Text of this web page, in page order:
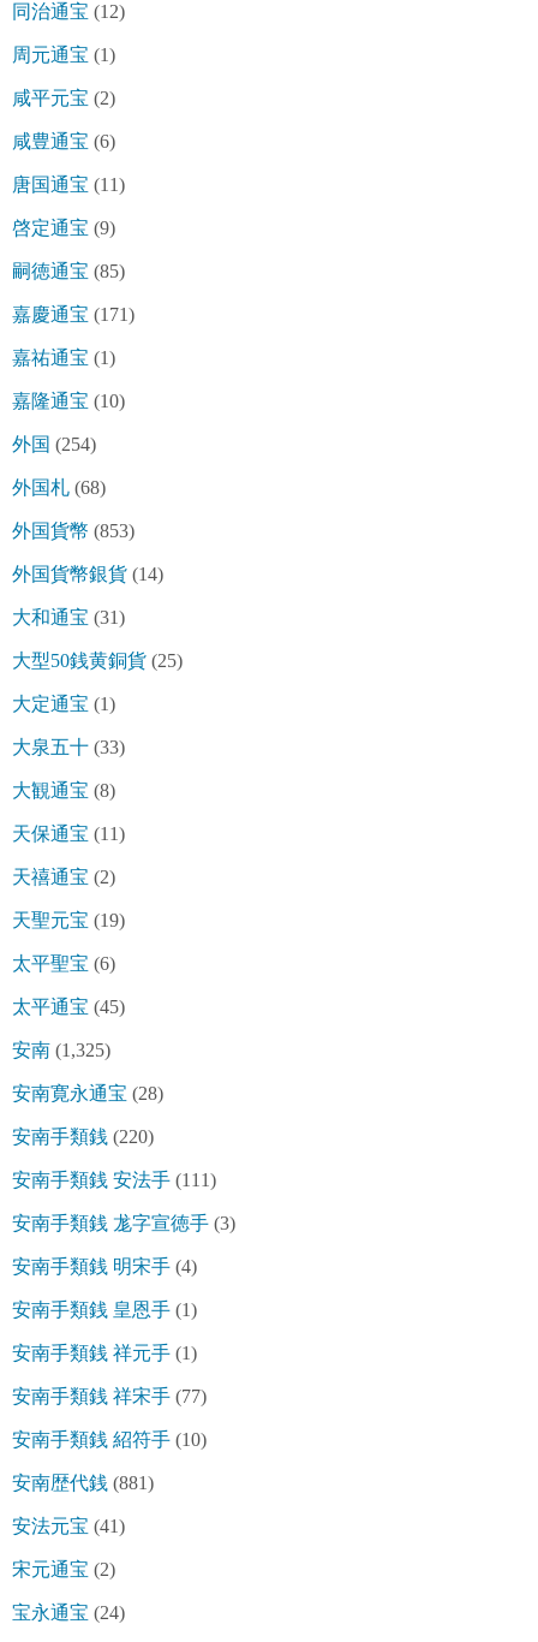
同治通宝 (12)
周元通宝 (1)
咸平元宝 (2)
咸豊通宝 (6)
唐国通宝 (11)
啓定通宝 (9)
嗣徳通宝 (85)
嘉慶通宝 (171)
嘉祐通宝 (1)
嘉隆通宝 (10)
外国 (254)
外国札 (68)
外国貨幣 (853)
外国貨幣銀貨 (14)
大和通宝 (31)
大型50銭黄銅貨 (25)
大定通宝 (1)
大泉五十 (33)
大観通宝 (8)
天保通宝 (11)
天禧通宝 (2)
天聖元宝 (19)
太平聖宝 (6)
太平通宝 (45)
安南 (1,325)
安南寛永通宝 (28)
安南手類銭 (220)
安南手類銭 安法手 (111)
安南手類銭 尨字宣徳手 (3)
安南手類銭 明宋手 (4)
安南手類銭 皇恩手 (1)
安南手類銭 祥元手 (1)
安南手類銭 祥宋手 (77)
安南手類銭 紹符手 (10)
安南歴代銭 (881)
安法元宝 (41)
宋元通宝 (2)
宝永通宝 (24)